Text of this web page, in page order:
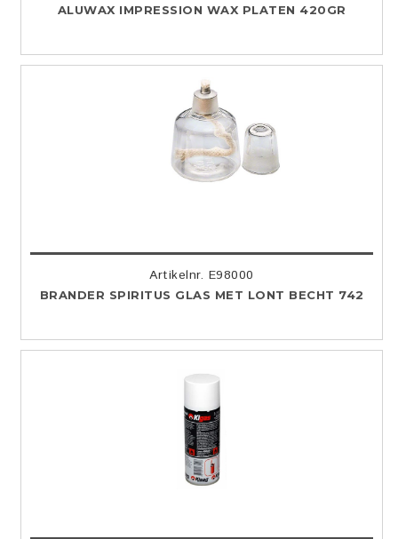
ALUWAX IMPRESSION WAX PLATEN 420GR
Artikelnr. E98000
BRANDER SPIRITUS GLAS MET LONT BECHT 742